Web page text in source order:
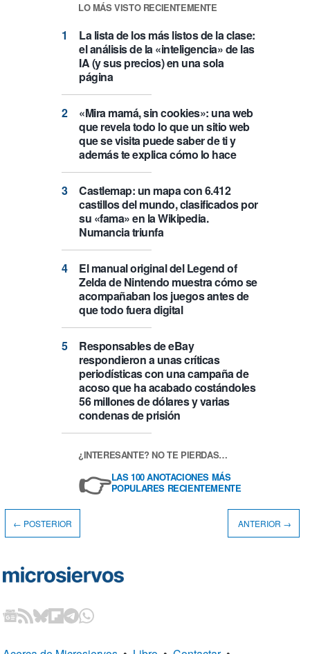
LO MÁS VISTO RECIENTEMENTE
La lista de los más listos de la clase:
el análisis de la «inteligencia» de las
IA (y sus precios) en una sola
página
«Mira mamá, sin cookies»: una web
que revela todo lo que un sitio web
que se visita puede saber de ti y
además te explica cómo lo hace
Castlemap: un mapa con 6.412
castillos del mundo, clasificados por
su «fama» en la Wikipedia.
Numancia triunfa
El manual original del Legend of
Zelda de Nintendo muestra cómo se
acompañaban los juegos antes de
que todo fuera digital
Responsables de eBay
respondieron a unas críticas
periodísticas con una campaña de
acoso que ha acabado costándoles
56 millones de dólares y varias
condenas de prisión
¿INTERESANTE? NO TE PIERDAS…
👉LAS 100 ANOTACIONES MÁS
POPULARES RECIENTEMENTE
← POSTERIOR ANTERIOR →